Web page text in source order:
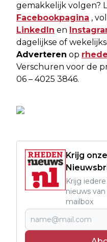
gemakkelijk volgen?
Facebookpagina ,
LinkedIn en
dagelijkse of
Adverteren op
Verschuren voor de
06 – 4025 3846.
Krijg
Krijg
nieuws
mailbox